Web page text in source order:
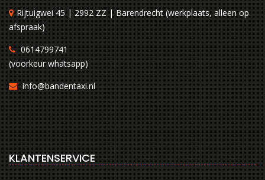
Rijtuigwei 45 | 2992 ZZ | Barendrecht (werkplaats, alleen op
afspraak)
0614799741
(voorkeur whatsapp)
info@bandentaxi.nl
KLANTENSERVICE